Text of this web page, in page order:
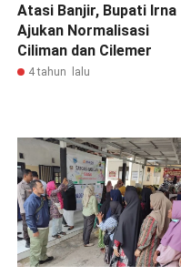
Atasi Banjir, Bupati Irna
Ajukan Normalisasi
Ciliman dan Cilemer
4 tahun lalu